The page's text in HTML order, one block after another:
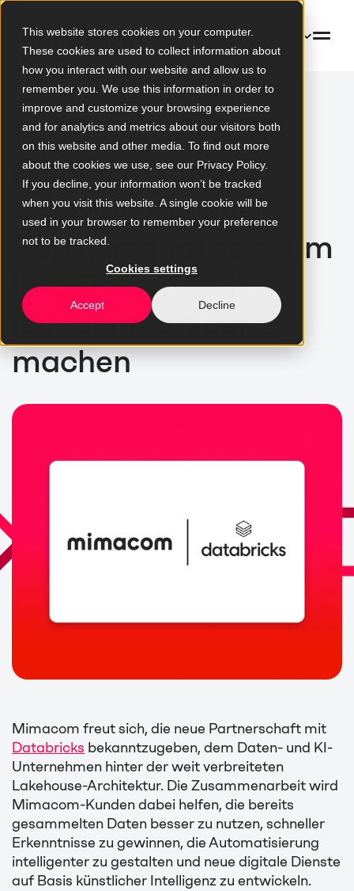
This website stores cookies on your computer.
These cookies are used to collect information about
how you interact with our website and allow us to
remember you. We use this information in order to
improve and customize your browsing experience
and for analytics and metrics about our visitors both
on this website and other media. To find out more
about the cookies we use, see our Privacy Policy.
If you decline, your information won’t be tracked
when you visit this website. A single cookie will be
used in your browser to remember your preference
not to be tracked.
Cookies settings
Accept Decline
Zur Blogübersicht
Mimacom und
Databricks gehen
Partnerschaft ein, um
Ihre Daten noch
leistungsfähiger zu
machen
Mimacom freut sich, die neue Partnerschaft mit
Databricks bekanntzugeben, dem Daten- und KI-
Unternehmen hinter der weit verbreiteten
Lakehouse-Architektur. Die Zusammenarbeit wird
Mimacom-Kunden dabei helfen, die bereits
gesammelten Daten besser zu nutzen, schneller
Erkenntnisse zu gewinnen, die Automatisierung
intelligenter zu gestalten und neue digitale Dienste
auf Basis künstlicher Intelligenz zu entwickeln.